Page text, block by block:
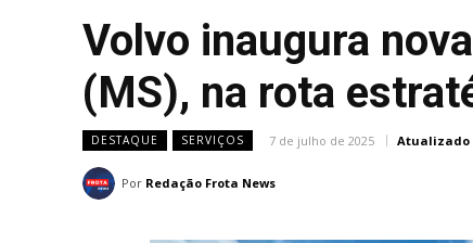
Volvo inaugura
(MS), na rota
DESTAQUE SERVIÇOS 7 de julho de 2025 Atualizado
Por Redação Frota News